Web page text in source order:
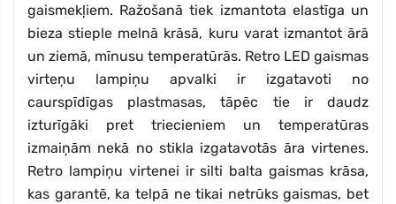
gaismekļiem. Ražošanā tiek izmantota elastīga un
bieza stieple melnā krāsā, kuru varat izmantot ārā
un ziemā, mīnusu temperatūrās. Retro LED gaismas
virteņu lampiņu apvalki ir izgatavoti no
caurspīdīgas plastmasas, tāpēc tie ir daudz
izturīgāki pret triecieniem un temperatūras
izmaiņām nekā no stikla izgatavotās āra virtenes.
Retro lampiņu virtenei ir silti balta gaismas krāsa,
kas garantē, ka telpā ne tikai netrūks gaismas, bet